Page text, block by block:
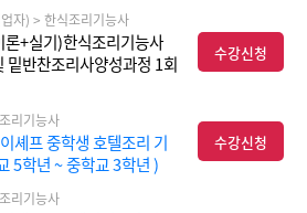
자) > 한식조리기능사
론+실기)한식조리기능사
밑반찬조리사양성과정 1회
수강신청
리기능사
셰프 중학생 호텔조리 기
5학년 ~ 중학교 3학년 )
수강신청
리기능사